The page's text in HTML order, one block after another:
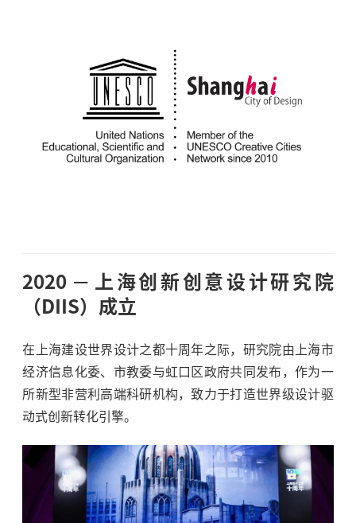
2020 上海创新创意设计研究院
（DIIS）成立
在上海建设世界设计之都十周年之际，研究院由上海市
经济信息化委、市教委与虹口区政府共同发布，作为一
所新型非营利高端科研机构，致力于打造世界级设计驱
动式创新转化引擎。